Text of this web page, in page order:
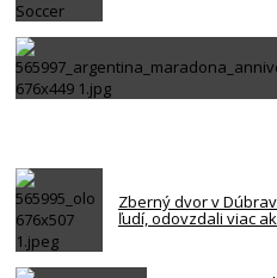
Zberný dvor v
ľudí, odovzdali viac